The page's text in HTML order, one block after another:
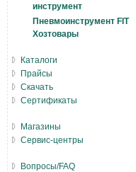
инструмент
Пневмоинструмент FIT
Хозтовары
Каталоги
Прайсы
Скачать
Сертификаты
Магазины
Сервис-центры
Вопросы/FAQ